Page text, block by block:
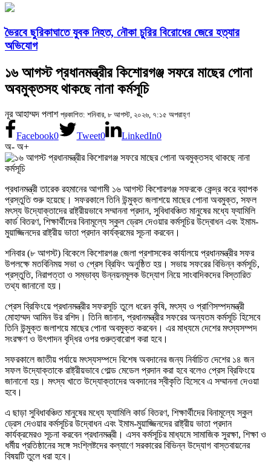
ভৈরবে ছুরিকাঘাতে যুবক নিহত, নৌকা চুরির বিরোধের জেরে হত্যার
অভিযোগ
১৬ আগস্ট প্রধানমন্ত্রীর কিশোরগঞ্জ সফরে মাছের পোনা
অবমুক্তসহ থাকছে নানা কর্মসূচি
নূর আহাম্মদ পলাশ প্রকাশিত: শনিবার, ৮ আগস্ট, ২০২৬, ৭:১৫ অপরাহ্ণ
Facebook0 Tweet0 LinkedIn0
অ- অ+
প্রধানমন্ত্রী তারেক রহমানের আগামী ১৬ আগস্ট কিশোরগঞ্জ সফরকে কেন্দ্র করে ব্যাপক
প্রস্তুতি শুরু হয়েছে। সফরকালে তিনি উন্মুক্ত জলাশয়ে মাছের পোনা অবমুক্ত, সফল
মৎস্য উদ্যোক্তাদের রাষ্ট্রীয়ভাবে সম্মাননা প্রদান, সুবিধাবঞ্চিত মানুষের মধ্যে ফ্যামিলি
কার্ড বিতরণ, শিক্ষার্থীদের বিনামূল্যে স্কুল ড্রেস দেওয়ার কর্মসূচির উদ্বোধন এবং ইমাম-
মুয়াজ্জিনদের রাষ্ট্রীয় ভাতা প্রদান কার্যক্রমের সূচনা করবেন।
শনিবার (৮ আগস্ট) বিকেলে কিশোরগঞ্জ জেলা প্রশাসকের কার্যালয়ে প্রধানমন্ত্রীর সফর
উপলক্ষে মতবিনিময় সভা ও প্রেস ব্রিফিং অনুষ্ঠিত হয়। সভায় সফরের বিভিন্ন কর্মসূচি,
প্রস্তুতি, নিরাপত্তা ও সম্ভাব্য উন্নয়নমূলক উদ্যোগ নিয়ে সাংবাদিকদের বিস্তারিত
তথ্য জানানো হয়।
প্রেস ব্রিফিংয়ে প্রধানমন্ত্রীর সফরসূচি তুলে ধরেন কৃষি, মৎস্য ও প্রাণিসম্পদমন্ত্রী
মোহাম্মদ আমিন উর রশিদ। তিনি জানান, প্রধানমন্ত্রীর সফরের অন্যতম কর্মসূচি হিসেবে
তিনি উন্মুক্ত জলাশয়ে মাছের পোনা অবমুক্ত করবেন। এর মাধ্যমে দেশের মৎস্যসম্পদ
সংরক্ষণ ও উৎপাদন বৃদ্ধির ওপর গুরুত্বারোপ করা হবে।
সফরকালে জাতীয় পর্যায়ে মৎস্যসম্পদে বিশেষ অবদানের জন্য নির্বাচিত দেশের ১৪ জন
সফল উদ্যোক্তাকে রাষ্ট্রীয়ভাবে গোল্ড মেডেল প্রদান করা হবে বলেও প্রেস ব্রিফিংয়ে
জানানো হয়। মৎস্য খাতে উদ্যোক্তাদের অবদানের স্বীকৃতি হিসেবে এ সম্মাননা দেওয়া
হবে।
এ ছাড়া সুবিধাবঞ্চিত মানুষের মধ্যে ফ্যামিলি কার্ড বিতরণ, শিক্ষার্থীদের বিনামূল্যে স্কুল
ড্রেস দেওয়ার কর্মসূচির উদ্বোধন এবং ইমাম-মুয়াজ্জিনদের রাষ্ট্রীয় ভাতা প্রদান
কার্যক্রমেরও সূচনা করবেন প্রধানমন্ত্রী। এসব কর্মসূচির মাধ্যমে সামাজিক সুরক্ষা, শিক্ষা ও
ধর্মীয় প্রতিষ্ঠানের সঙ্গে সংশ্লিষ্টদের কল্যাণে সরকারের বিভিন্ন উদ্যোগ বাস্তবায়নের
বিষয়টি তুলে ধরা হবে।